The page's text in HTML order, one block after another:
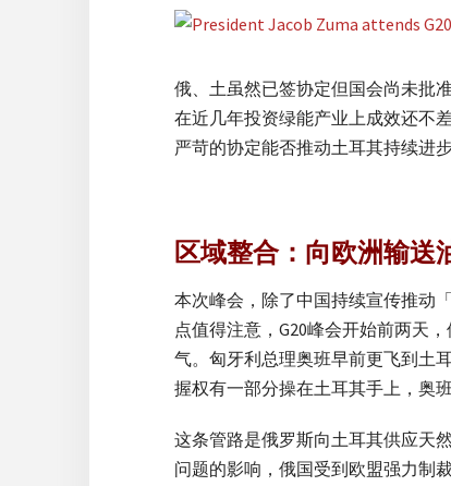
俄、土虽然已签协定但国会尚未批
在近几年投资绿能产业上成效还不
严苛的协定能否推动土耳其持续进
区域整合：向欧洲输送
本次峰会，除了中国持续宣传推动「
点值得注意，G20峰会开始前两天
气。匈牙利总理奥班早前更飞到土
握权有一部分操在土耳其手上，奥
这条管路是俄罗斯向土耳其供应天
问题的影响，俄国受到欧盟强力制